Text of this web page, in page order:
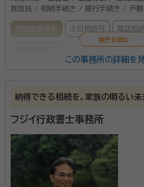
族信託 / 相続手続き / 銀行手続き / 戸
初回面談無料 土日相談可 電話相
齊藤 武時（さいとう たけはる） 行政書
事務所口コミ（抜粋）：
account_circle 満足度 3.0
ご利用時期：2025/5
面談の感想
自宅まで来ていただき、無料相談をしました。
場で契約しました。
契約後の感想
この事務所の詳細を
納得できる相続を。家族の明るい未
フジイ行政書士事務所